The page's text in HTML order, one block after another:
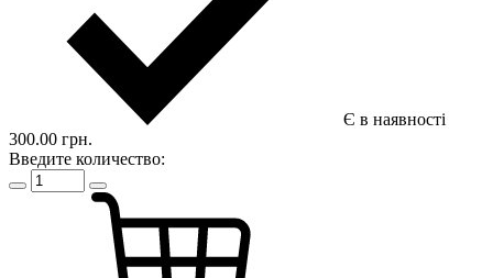
Є в наявності
300.00 грн.
Введите количество: